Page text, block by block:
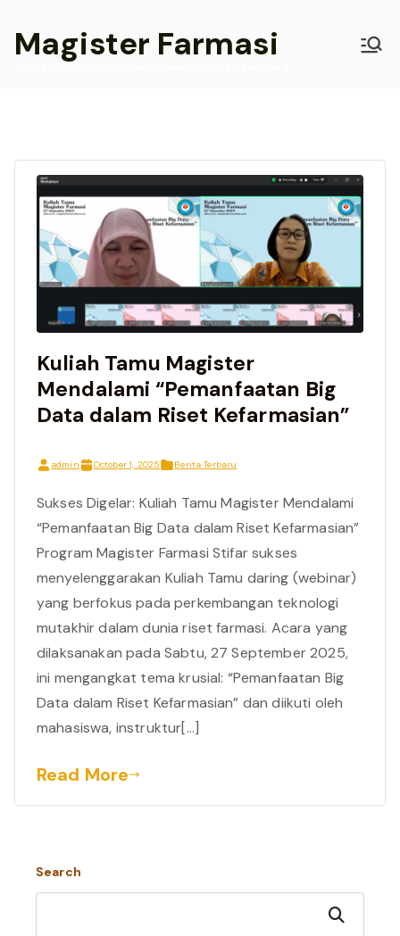
Magister Farmasi
Kuliah Tamu Magister
Mendalami “Pemanfaatan Big
Data dalam Riset Kefarmasian”
admin October 1, 2025 Berita Terbaru
Sukses Digelar: Kuliah Tamu Magister Mendalami
“Pemanfaatan Big Data dalam Riset Kefarmasian”
Program Magister Farmasi Stifar sukses
menyelenggarakan Kuliah Tamu daring (webinar)
yang berfokus pada perkembangan teknologi
mutakhir dalam dunia riset farmasi. Acara yang
dilaksanakan pada Sabtu, 27 September 2025,
ini mengangkat tema krusial: “Pemanfaatan Big
Data dalam Riset Kefarmasian” dan diikuti oleh
mahasiswa, instruktur[…]
Read More
Search
Search